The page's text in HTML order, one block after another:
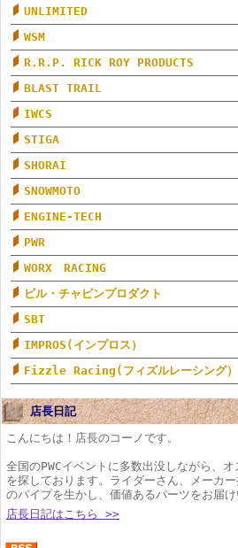
UNLIMITED
WSM
R.R.P. RICK ROY PRODUCTS
BLAST TRAIL
IWCS
STIGA
SHORAI
SNOWMOTO
ENGINE-TECH
PWR
WORX RACING
ビル・チャピンプロダクト
SBT
IMPROS(インプロス）
Fizzle Racing(フィズルレーシング）
店長日記
こんにちは！店長のコーノです。
全国のPWCイベントに多数出没しながら、
を探しております。ライダーさん、メーカー
のパイプを生かし、価値あるパーツをお届け
店長日記はこちら >>